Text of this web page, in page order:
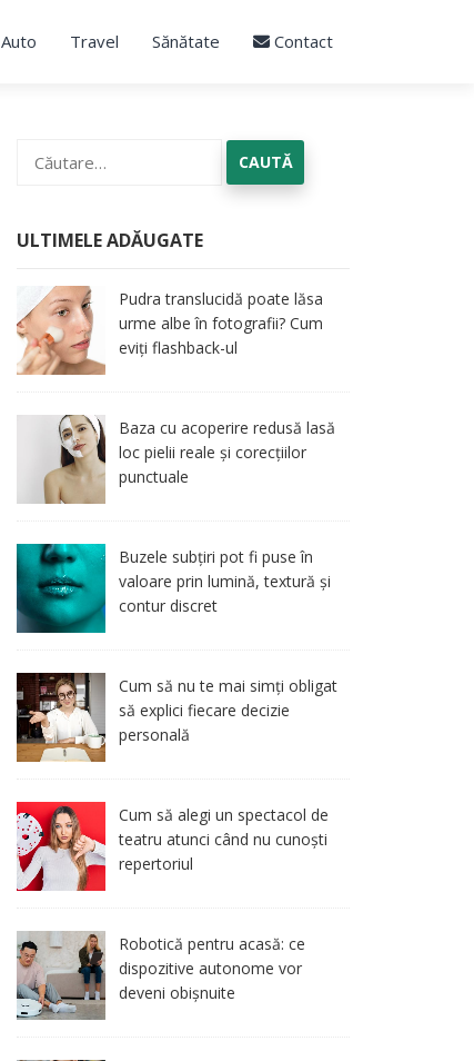
Auto Travel Sănătate Contact
după:
ULTIMELE ADĂUGATE
Pudra translucidă poate lăsa
urme albe în fotografii? Cum
eviți flashback-ul
Baza cu acoperire redusă lasă
loc pielii reale și corecțiilor
punctuale
Buzele subțiri pot fi puse în
valoare prin lumină, textură și
contur discret
Cum să nu te mai simți obligat
să explici fiecare decizie
personală
Cum să alegi un spectacol de
teatru atunci când nu cunoști
repertoriul
Robotică pentru acasă: ce
dispozitive autonome vor
deveni obișnuite